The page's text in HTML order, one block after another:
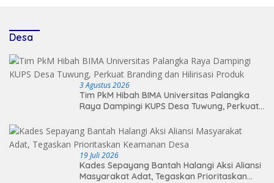
Desa
3 Agustus 2026
Tim PkM Hibah BIMA Universitas Palangka
Raya Dampingi KUPS Desa Tuwung, Perkuat
19 Juli 2026
Kades Sepayang Bantah Halangi Aksi Aliansi
Masyarakat Adat, Tegaskan Prioritaskan